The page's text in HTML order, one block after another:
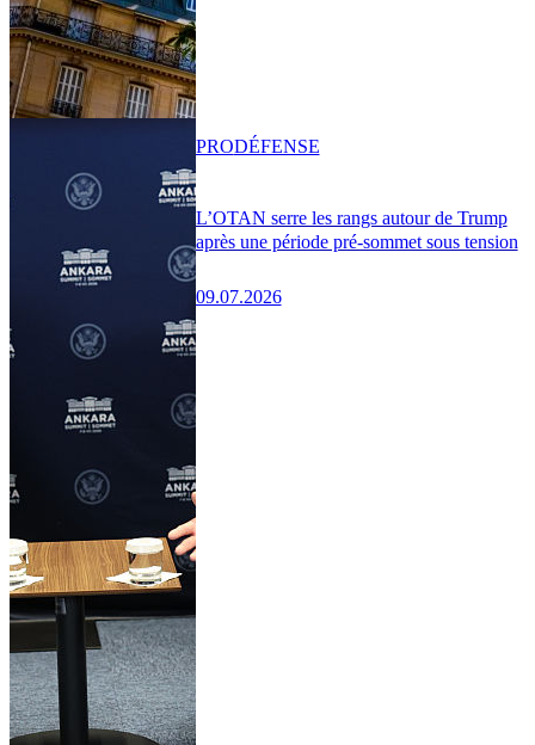
L’OTAN serre les rangs autour de Trump
après une période pré-sommet sous tension
09.07.2026
PRODÉFENSE